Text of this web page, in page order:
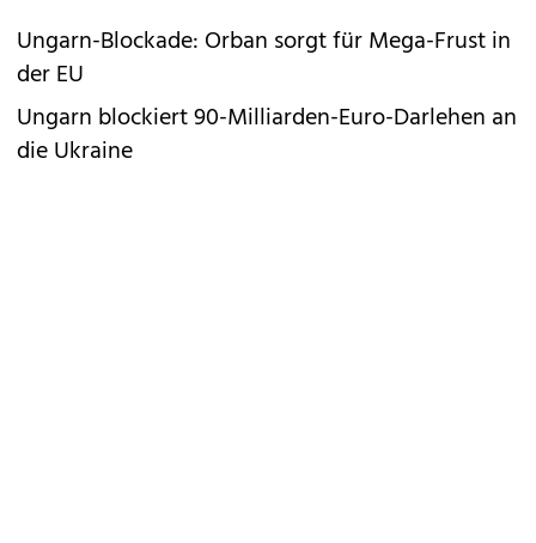
Ungarn-Blockade: Orban sorgt für Mega-Frust in
der EU
Ungarn blockiert 90-Milliarden-Euro-Darlehen an
die Ukraine